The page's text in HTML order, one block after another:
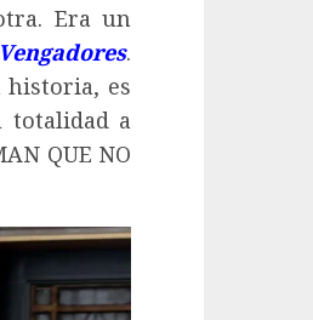
Era un
.
historia, es
totalidad a
QUE NO